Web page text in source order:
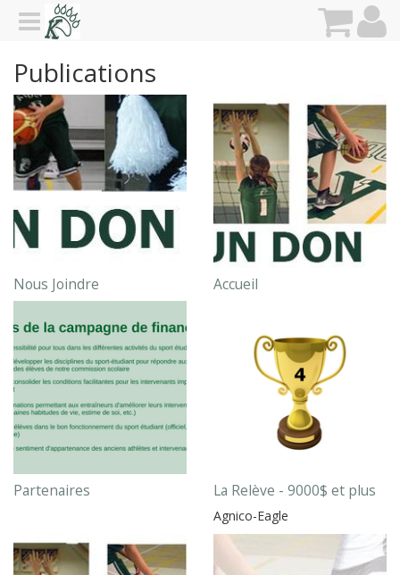
Publications
Nous Joindre Accueil
Partenaires La Relève - 9000$ et plus
Agnico-Eagle